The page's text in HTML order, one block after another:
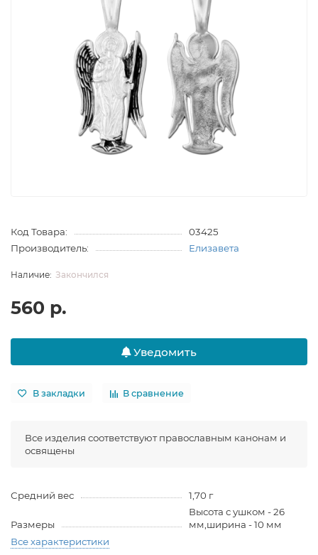
Код Товара:
03425
Производитель:
Елизавета
Закончился
560 р.
Уведомить
В закладки В сравнение
Все изделия соответствуют православным канонам и
освящены
Средний вес 1,70 г
Размеры
Высота с ушком - 26
мм,ширина - 10 мм
Все характеристики